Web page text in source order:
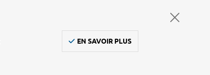
EN SAVOIR PLUS